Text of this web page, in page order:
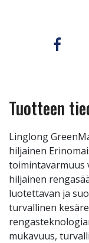
Tuotteen
Linglong
hiljainen
toimintavarmuus
hiljainen
luotettavan ja
turvallinen
mukavuus,